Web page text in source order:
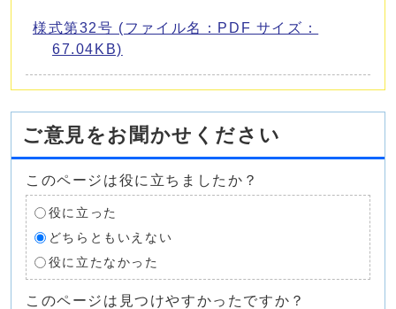
様式第32号 (ファイル名：PDF サイズ：
67.04KB)
ご意見をお聞かせください
このページは役に立ちましたか？
役に立った
どちらともいえない
役に立たなかった
このページは見つけやすかったですか？